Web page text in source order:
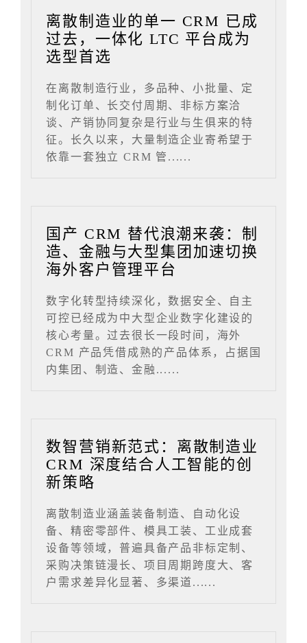
离散制造业的单一 CRM 已成
过去，一体化 LTC 平台成为
选型首选
在离散制造行业，多品种、小批量、定
制化订单、长交付周期、非标方案洽
谈、产销协同复杂是行业与生俱来的特
征。长久以来，大量制造企业寄希望于
依靠一套独立 CRM 管......
国产 CRM 替代浪潮来袭：制
造、金融与大型集团加速切换
海外客户管理平台
数字化转型持续深化，数据安全、自主
可控已经成为中大型企业数字化建设的
核心考量。过去很长一段时间，海外
CRM 产品凭借成熟的产品体系，占据国
内集团、制造、金融......
数智营销新范式：离散制造业
CRM 深度结合人工智能的创
新策略
离散制造业涵盖装备制造、自动化设
备、精密零部件、模具工装、工业成套
设备等领域，普遍具备产品非标定制、
采购决策链漫长、项目周期跨度大、客
户需求差异化显著、多渠道......